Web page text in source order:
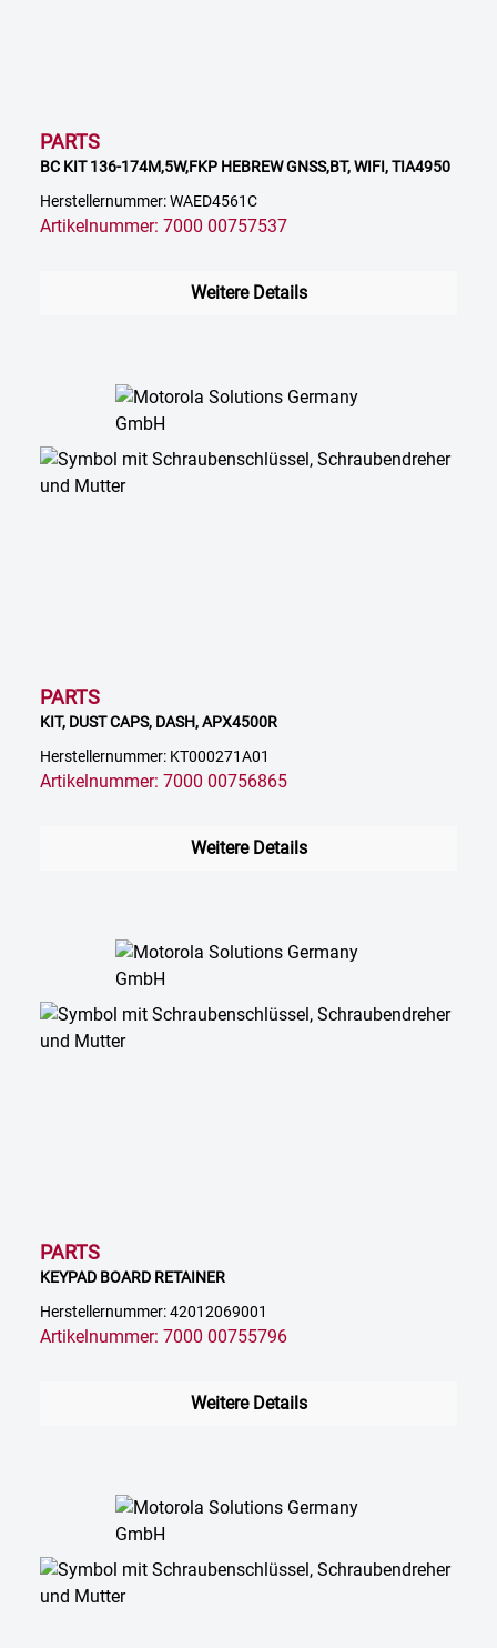
PARTS
BC KIT 136-174M,5W,FKP HEBREW GNSS,BT, WIFI, TIA4950
Herstellernummer: WAED4561C
Artikelnummer: 7000 00757537
Weitere Details
PARTS
KIT, DUST CAPS, DASH, APX4500R
Herstellernummer: KT000271A01
Artikelnummer: 7000 00756865
Weitere Details
PARTS
KEYPAD BOARD RETAINER
Herstellernummer: 42012069001
Artikelnummer: 7000 00755796
Weitere Details